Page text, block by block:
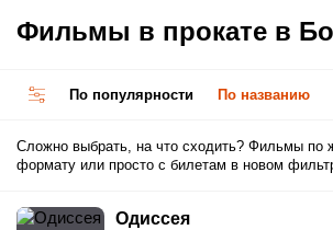
Фильмы в прокате в
По популярности По названию
Сложно выбрать, на что сходить? Фильмы по
формату или просто с билетам в новом
Одиссея